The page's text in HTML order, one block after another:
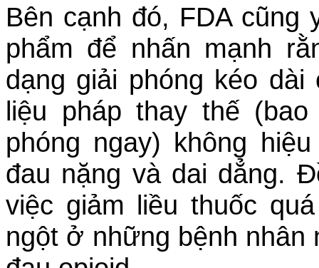
Bên cạnh đó, FDA cũng
phẩm để nhấn mạnh
dạng giải phóng kéo
liệu pháp thay thế
phóng ngay) không
đau nặng và dai dẳng.
việc giảm liều thuốc
ngột ở những bệnh nhân